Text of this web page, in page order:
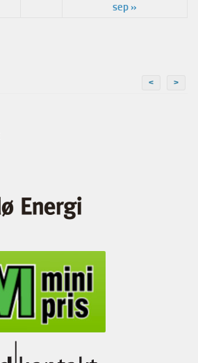
sep »
< >